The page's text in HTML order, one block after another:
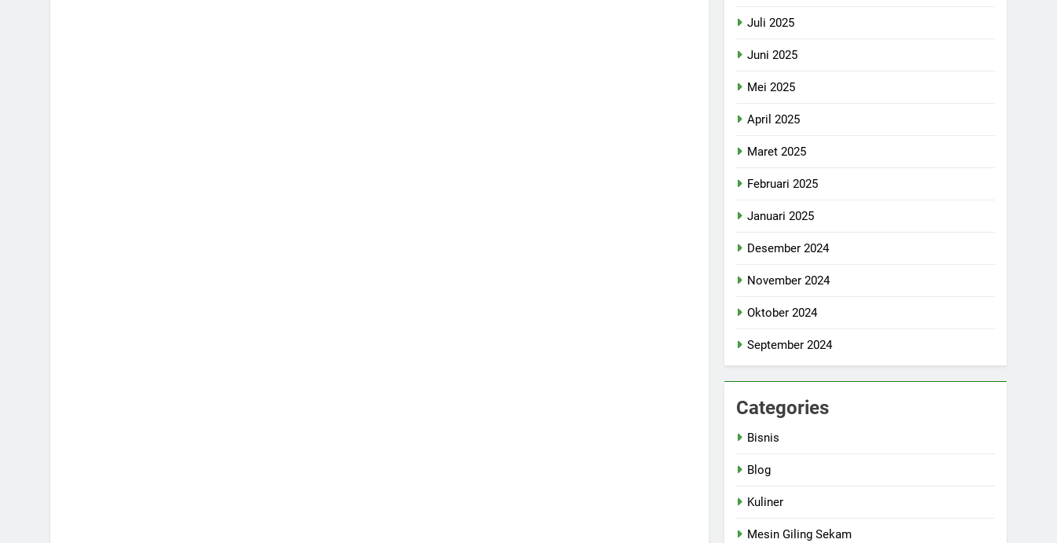
Juli 2025
Juni 2025
Mei 2025
April 2025
Maret 2025
Februari 2025
Januari 2025
Desember 2024
November 2024
Oktober 2024
September 2024
Categories
Bisnis
Blog
Kuliner
Mesin Giling Sekam